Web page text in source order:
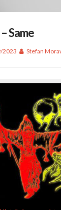
Same
2023 Stefan